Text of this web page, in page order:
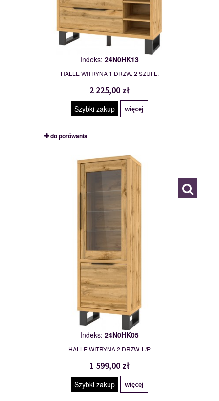
Indeks: 24N0HK13
HALLE WITRYNA 1 DRZW. 2 SZUFL.
2 225,00 zł
Szybki zakup więcej
do porówania
116722
Indeks: 24N0HK05
HALLE WITRYNA 2 DRZW. L/P
1 599,00 zł
Szybki zakup więcej